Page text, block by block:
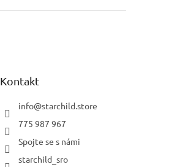
Kontakt
info@starchild.store
775 987 967
Spojte se s námi
starchild_sro